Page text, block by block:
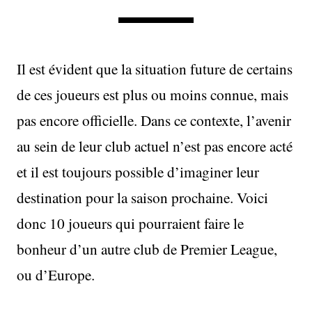
Il est évident que la situation future de certains
de ces joueurs est plus ou moins connue, mais
pas encore officielle. Dans ce contexte, l’avenir
au sein de leur club actuel n’est pas encore acté
et il est toujours possible d’imaginer leur
destination pour la saison prochaine. Voici
donc 10 joueurs qui pourraient faire le
bonheur d’un autre club de Premier League,
ou d’Europe.